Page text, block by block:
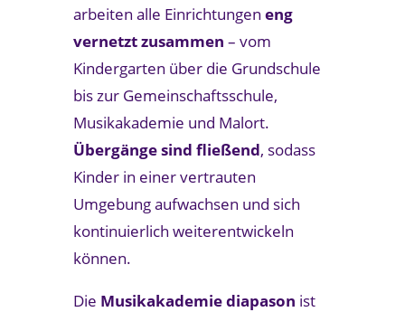
arbeiten alle Einrichtungen eng
vernetzt zusammen – vom
Kindergarten über die Grundschule
bis zur Gemeinschaftsschule,
Musikakademie und Malort.
Übergänge sind fließend, sodass
Kinder in einer vertrauten
Umgebung aufwachsen und sich
kontinuierlich weiterentwickeln
können.
Die Musikakademie diapason ist